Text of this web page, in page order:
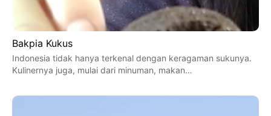
Bakpia Kukus
Indonesia tidak hanya terkenal dengan keragaman sukunya.
Kulinernya juga, mulai dari minuman, makan…